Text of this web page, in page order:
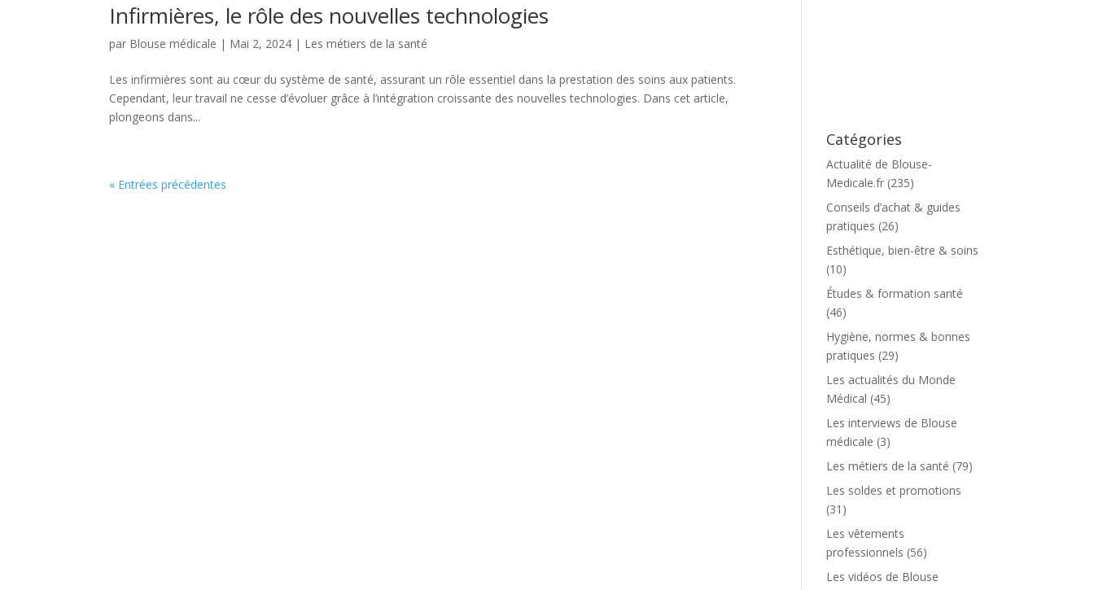
Infirmières, le rôle des nouvelles technologies
par Blouse médicale | Mai 2, 2024 | Les métiers de la santé
Les infirmières sont au cœur du système de santé, assurant un rôle essentiel dans la prestation des soins aux patients.
Cependant, leur travail ne cesse d’évoluer grâce à l’intégration croissante des nouvelles technologies. Dans cet article,
plongeons dans...
« Entrées précédentes
Catégories
Actualité de Blouse-
Medicale.fr (235)
Conseils d’achat & guides
pratiques (26)
Esthétique, bien-être & soins
(10)
Études & formation santé
(46)
Hygiène, normes & bonnes
pratiques (29)
Les actualités du Monde
Médical (45)
Les interviews de Blouse
médicale (3)
Les métiers de la santé (79)
Les soldes et promotions
(31)
Les vêtements
professionnels (56)
Les vidéos de Blouse